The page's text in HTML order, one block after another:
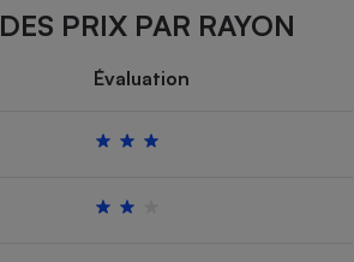
PRIX PAR RAYON
Évaluation